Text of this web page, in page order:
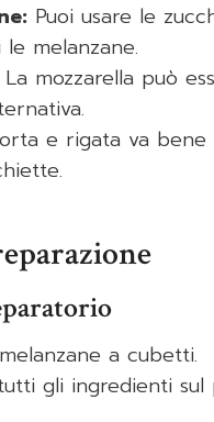
Puoi usare le
melanzane.
La mozzarella può
e rigata va bene
a cubetti.
gli ingredienti sul